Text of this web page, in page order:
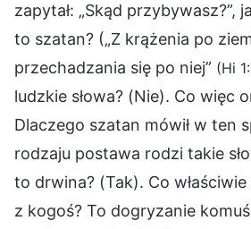
zapytał: „Skąd przybywasz?”,
to szatan? („Z krążenia po
przechadzania się po niej” (Hi
ludzkie słowa? (Nie). Co więc
Dlaczego szatan mówił w ten
rodzaju postawa rodzi takie
to drwina? (Tak). Co
z kogoś? To dogryzanie